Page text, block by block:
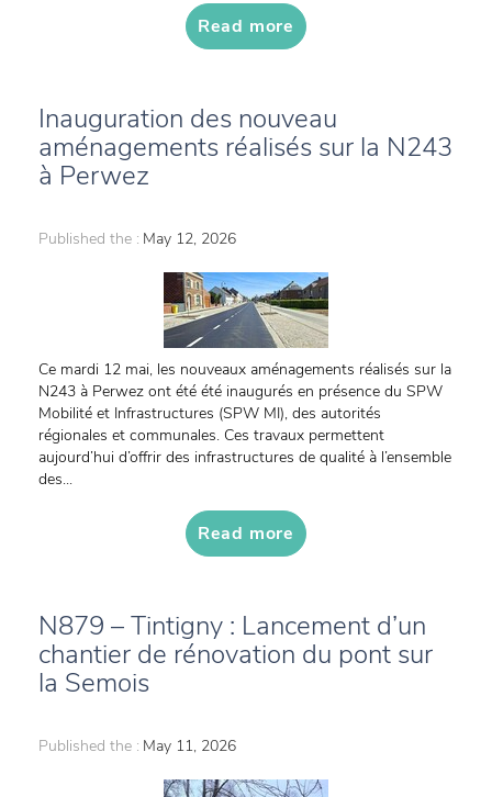
Read more
Inauguration des nouveau
aménagements réalisés sur la N243
à Perwez
Published the : May 12, 2026
Ce mardi 12 mai, les nouveaux aménagements réalisés sur la
N243 à Perwez ont été été inaugurés en présence du SPW
Mobilité et Infrastructures (SPW MI), des autorités
régionales et communales. Ces travaux permettent
aujourd’hui d’offrir des infrastructures de qualité à l’ensemble
des...
Read more
N879 – Tintigny : Lancement d’un
chantier de rénovation du pont sur
la Semois
Published the : May 11, 2026